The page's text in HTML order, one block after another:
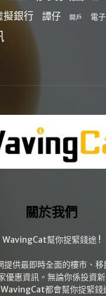
擬銀行 譚仔 開戶 電
關於我們
WavingCat幫你捉緊錢途 !
供最即時全面的樓市、移
優惠資訊。無論你係投資
都會幫你捉緊錢